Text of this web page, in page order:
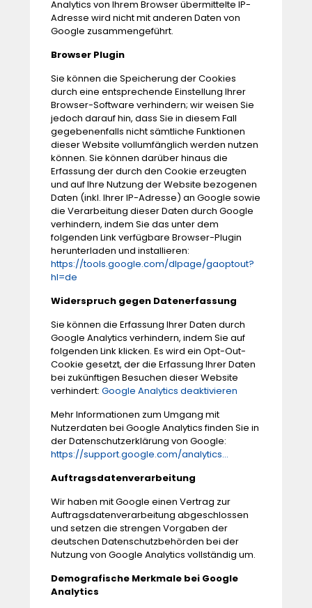
Analytics von Ihrem Browser übermittelte IP-
Adresse wird nicht mit anderen Daten von
Google zusammengeführt.
Browser Plugin
Sie können die Speicherung der Cookies
durch eine entsprechende Einstellung Ihrer
Browser-Software verhindern; wir weisen Sie
jedoch darauf hin, dass Sie in diesem Fall
gegebenenfalls nicht sämtliche Funktionen
dieser Website vollumfänglich werden nutzen
können. Sie können darüber hinaus die
Erfassung der durch den Cookie erzeugten
und auf Ihre Nutzung der Website bezogenen
Daten (inkl. Ihrer IP-Adresse) an Google sowie
die Verarbeitung dieser Daten durch Google
verhindern, indem Sie das unter dem
folgenden Link verfügbare Browser-Plugin
herunterladen und installieren:
https://tools.google.com/dlpage/gaoptout?
hl=de
Widerspruch gegen Datenerfassung
Sie können die Erfassung Ihrer Daten durch
Google Analytics verhindern, indem Sie auf
folgenden Link klicken. Es wird ein Opt-Out-
Cookie gesetzt, der die Erfassung Ihrer Daten
bei zukünftigen Besuchen dieser Website
verhindert: Google Analytics deaktivieren
Mehr Informationen zum Umgang mit
Nutzerdaten bei Google Analytics finden Sie in
der Datenschutzerklärung von Google:
https://support.google.com/analytics...
Auftragsdatenverarbeitung
Wir haben mit Google einen Vertrag zur
Auftragsdatenverarbeitung abgeschlossen
und setzen die strengen Vorgaben der
deutschen Datenschutzbehörden bei der
Nutzung von Google Analytics vollständig um.
Demografische Merkmale bei Google
Analytics